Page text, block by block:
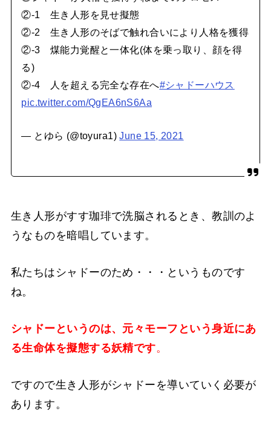
②-1 生き人形を見せ擬態
②-2 生き人形のそばで触れ合いにより人格を獲得
②-3 煤能力覚醒と一体化(体を乗っ取り、顔を得
る)
②-4 人を超える完全な存在へ#シャドーハウス
pic.twitter.com/QgEA6nS6Aa
— とゆら (@toyura1)June 15, 2021
生き人形がすす珈琲で洗脳されるとき、教訓のよ
うなものを暗唱しています。
私たちはシャドーのため・・・というものです
ね。
シャドーというのは、元々モーフという身近にあ
る生命体を擬態する妖精です。
ですので生き人形がシャドーを導いていく必要が
あります。